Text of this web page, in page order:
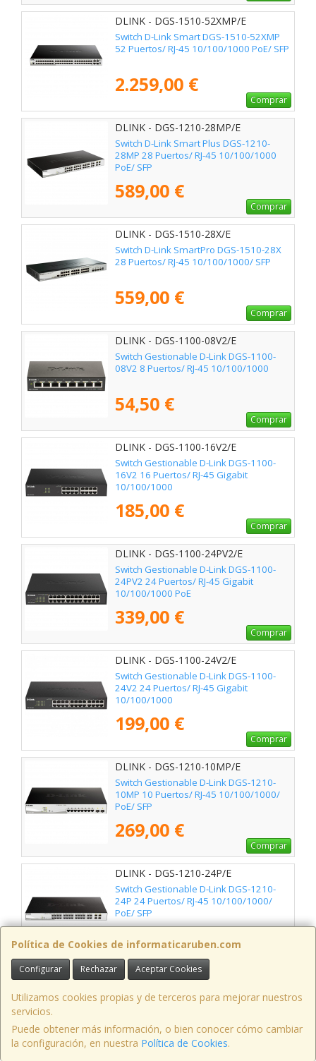
DLINK - DGS-1510-52XMP/E
Switch D-Link Smart DGS-1510-52XMP
52 Puertos/ RJ-45 10/100/1000 PoE/ SFP
2.259,00 €
Comprar
DLINK - DGS-1210-28MP/E
Switch D-Link Smart Plus DGS-1210-
28MP 28 Puertos/ RJ-45 10/100/1000
PoE/ SFP
589,00 €
Comprar
DLINK - DGS-1510-28X/E
Switch D-Link SmartPro DGS-1510-28X
28 Puertos/ RJ-45 10/100/1000/ SFP
559,00 €
Comprar
DLINK - DGS-1100-08V2/E
Switch Gestionable D-Link DGS-1100-
08V2 8 Puertos/ RJ-45 10/100/1000
54,50 €
Comprar
DLINK - DGS-1100-16V2/E
Switch Gestionable D-Link DGS-1100-
16V2 16 Puertos/ RJ-45 Gigabit
10/100/1000
185,00 €
Comprar
DLINK - DGS-1100-24PV2/E
Switch Gestionable D-Link DGS-1100-
24PV2 24 Puertos/ RJ-45 Gigabit
10/100/1000 PoE
339,00 €
Comprar
DLINK - DGS-1100-24V2/E
Switch Gestionable D-Link DGS-1100-
24V2 24 Puertos/ RJ-45 Gigabit
10/100/1000
199,00 €
Comprar
DLINK - DGS-1210-10MP/E
Switch Gestionable D-Link DGS-1210-
10MP 10 Puertos/ RJ-45 10/100/1000/
PoE/ SFP
269,00 €
Comprar
DLINK - DGS-1210-24P/E
Switch Gestionable D-Link DGS-1210-
24P 24 Puertos/ RJ-45 10/100/1000/
PoE/ SFP
475,00 €
DLINK - DGS-1210-28/E
Switch Gestionable D-Link DGS-1210-28
28 Puertos/ RJ-45 Gigabit 10/100/1000/
265,00 €
Política de Cookies de informaticaruben.com
Configurar Rechazar Aceptar Cookies
Utilizamos cookies propias y de terceros para mejorar nuestros
servicios.
Puede obtener más información, o bien conocer cómo cambiar
la configuración, en nuestra Política de Cookies.